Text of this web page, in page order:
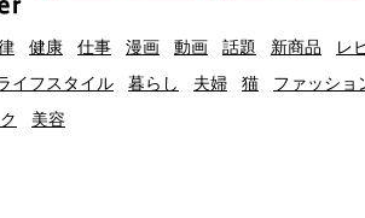
健康 仕事 漫画 動画 話題 新商品
レ
イフスタイル 暮らし 夫婦 猫 ファッショ
美容